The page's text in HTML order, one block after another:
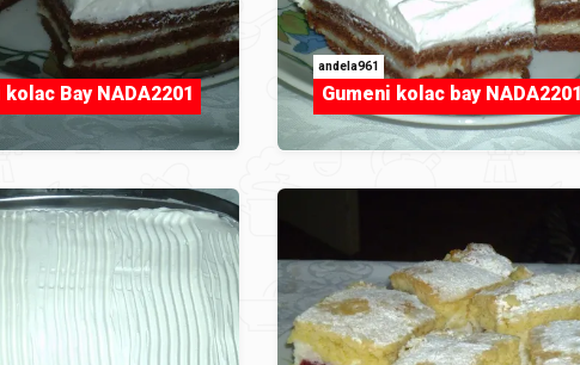
kolac Bay NADA2201
andela961
Gumeni kolac bay NADA2201